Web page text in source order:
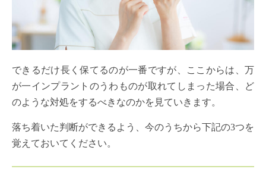
できるだけ長く保てるのが一番ですが、ここからは、万
が一インプラントのうわものが取れてしまった場合、ど
のような対処をするべきなのかを見ていきます。
落ち着いた判断ができるよう、今のうちから下記の3つを
覚えておいてください。